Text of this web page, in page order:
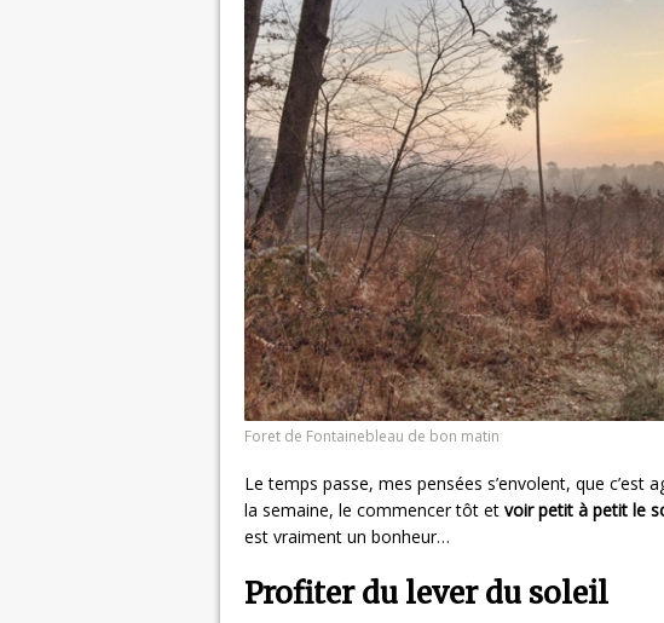
Foret de Fontainebleau de bon matin
Le temps passe, mes pensées s’envolent, que c’est
la semaine, le commencer tôt et voir petit à petit le
est vraiment un bonheur…
Profiter du lever du soleil